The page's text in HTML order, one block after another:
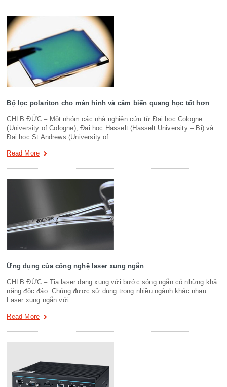
Bộ lọc polariton cho màn hình và cảm biến quang học tốt hơn
CHLB ĐỨC – Một nhóm các nhà nghiên cứu từ Đại học Cologne
(University of Cologne), Đại học Hasselt (Hasselt University – Bỉ) và
Đại học St Andrews (University of
Read More
Ứng dụng của công nghệ laser xung ngắn
CHLB ĐỨC – Tia laser dạng xung với bước sóng ngắn có những khả
năng độc đáo. Chúng được sử dụng trong nhiều ngành khác nhau.
Laser xung ngắn với
Read More